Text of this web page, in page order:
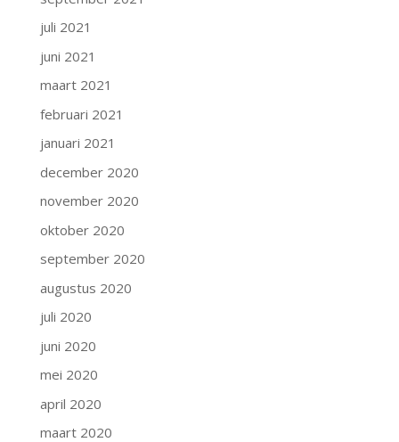
juli 2021
juni 2021
maart 2021
februari 2021
januari 2021
december 2020
november 2020
oktober 2020
september 2020
augustus 2020
juli 2020
juni 2020
mei 2020
april 2020
maart 2020